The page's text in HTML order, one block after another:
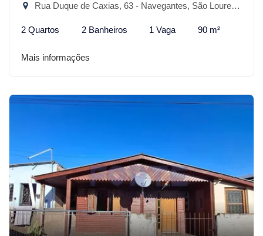
Rua Duque de Caxias, 63 - Navegantes, São Lourenço do Sul-RS
2 Quartos 2 Banheiros 1 Vaga 90 m²
Mais informações